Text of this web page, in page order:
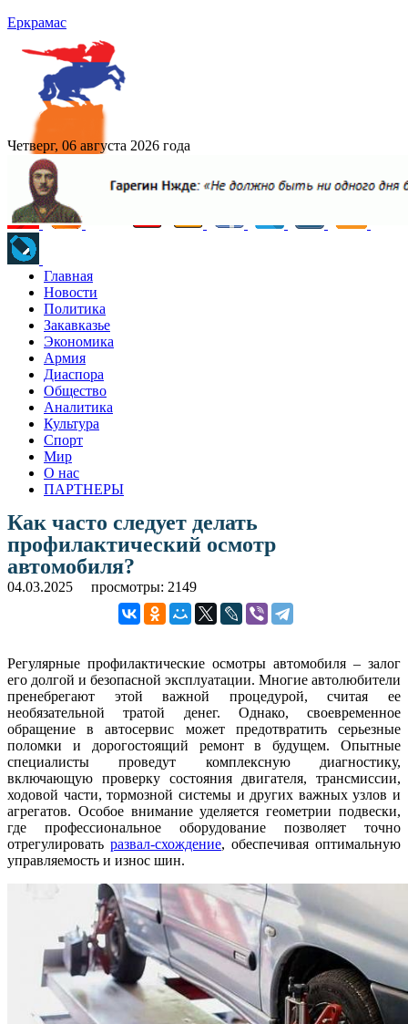
Еркрамас
Четверг, 06 августа 2026 года
Главная
Новости
Политика
Закавказье
Экономика
Армия
Диаспора
Общество
Аналитика
Культура
Спорт
Мир
О нас
ПАРТНЕРЫ
Как часто следует делать
профилактический осмотр
автомобиля?
04.03.2025 просмотры: 2149
Регулярные профилактические осмотры автомобиля – залог
его долгой и безопасной эксплуатации. Многие автолюбители
пренебрегают этой важной процедурой, считая ее
необязательной тратой денег. Однако, своевременное
обращение в автосервис может предотвратить серьезные
поломки и дорогостоящий ремонт в будущем. Опытные
специалисты проведут комплексную диагностику,
включающую проверку состояния двигателя, трансмиссии,
ходовой части, тормозной системы и других важных узлов и
агрегатов. Особое внимание уделяется геометрии подвески,
где профессиональное оборудование позволяет точно
отрегулировать развал-схождение, обеспечивая оптимальную
управляемость и износ шин.